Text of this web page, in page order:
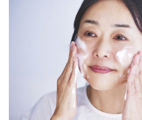
るタイプ。最近は休みのたびにスパ